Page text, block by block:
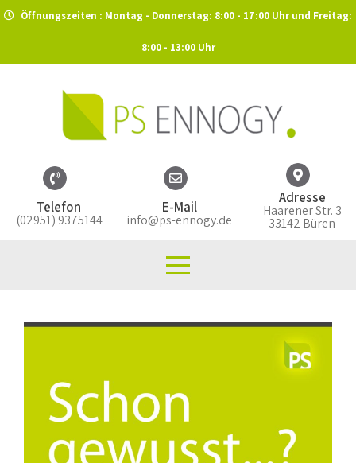
Öffnungszeiten : Montag - Donnerstag: 8:00 - 17:00 Uhr und Freitag:
8:00 - 13:00 Uhr
Telefon
(02951) 9375144
E-Mail
info@ps-ennogy.de
Adresse
Haarener Str. 3
33142 Büren